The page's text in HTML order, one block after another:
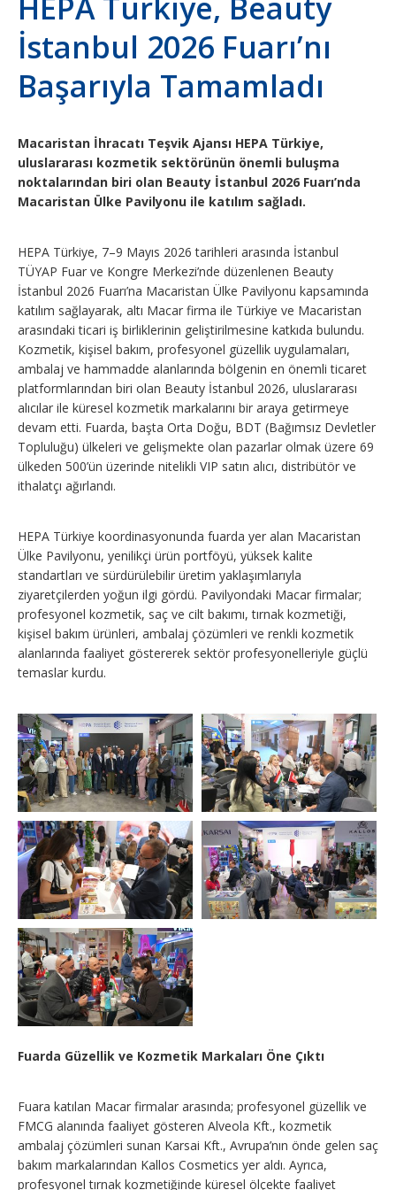
İstanbul 2026 Fuarı’nı
Başarıyla Tamamladı
Macaristan İhracatı Teşvik Ajansı HEPA Türkiye,
uluslararası kozmetik sektörünün önemli buluşma
noktalarından biri olan Beauty İstanbul 2026 Fuarı’nda
Macaristan Ülke Pavilyonu ile katılım sağladı.
HEPA Türkiye, 7–9 Mayıs 2026 tarihleri arasında İstanbul
TÜYAP Fuar ve Kongre Merkezi’nde düzenlenen Beauty
İstanbul 2026 Fuarı’na Macaristan Ülke Pavilyonu kapsamında
katılım sağlayarak, altı Macar firma ile Türkiye ve Macaristan
arasındaki ticari iş birliklerinin geliştirilmesine katkıda bulundu.
Kozmetik, kişisel bakım, profesyonel güzellik uygulamaları,
ambalaj ve hammadde alanlarında bölgenin en önemli ticaret
platformlarından biri olan Beauty İstanbul 2026, uluslararası
alıcılar ile küresel kozmetik markalarını bir araya getirmeye
devam etti. Fuarda, başta Orta Doğu, BDT (Bağımsız Devletler
Topluluğu) ülkeleri ve gelişmekte olan pazarlar olmak üzere 69
ülkeden 500’ün üzerinde nitelikli VIP satın alıcı, distribütör ve
ithalatçı ağırlandı.
HEPA Türkiye koordinasyonunda fuarda yer alan Macaristan
Ülke Pavilyonu, yenilikçi ürün portföyü, yüksek kalite
standartları ve sürdürülebilir üretim yaklaşımlarıyla
ziyaretçilerden yoğun ilgi gördü. Pavilyondaki Macar firmalar;
profesyonel kozmetik, saç ve cilt bakımı, tırnak kozmetiği,
kişisel bakım ürünleri, ambalaj çözümleri ve renkli kozmetik
alanlarında faaliyet göstererek sektör profesyonelleriyle güçlü
temaslar kurdu.
Fuarda Güzellik ve Kozmetik Markaları Öne Çıktı
Fuara katılan Macar firmalar arasında; profesyonel güzellik ve
FMCG alanında faaliyet gösteren Alveola Kft., kozmetik
ambalaj çözümleri sunan Karsai Kft., Avrupa’nın önde gelen saç
bakım markalarından Kallos Cosmetics yer aldı. Ayrıca,
profesyonel tırnak kozmetiğinde küresel ölçekte faaliyet